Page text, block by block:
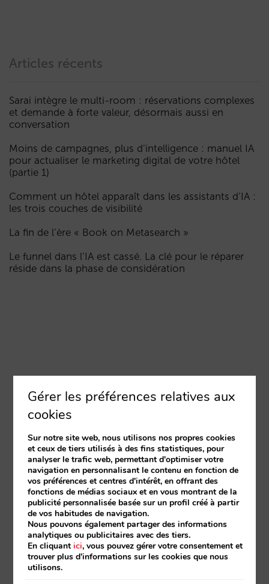
Articles récents
Sarai intègre le multi-room : réservations complexes
et demande à forte valeur, désormais aussi en
conversation
Moins de campagnes, plus d’intelligence : manuel IA
pour actualiser le marketing digital de votre hôtel
(partie 1)
Comment un hôtel apparaît dans les assistants d’IA :
les trois couches de visibilité
La fin de l’ère « Book on Metasearch »
Le funnel dans l’IA est cassé. La clé pour le réparer
réside dans la phase de considération
Gérer les préférences relatives aux
cookies
Sur notre site web, nous utilisons nos propres cookies
et ceux de tiers utilisés à des fins statistiques, pour
analyser le trafic web, permettant d'optimiser votre
navigation en personnalisant le contenu en fonction de
vos préférences et centres d'intérêt, en offrant des
fonctions de médias sociaux et en vous montrant de la
publicité personnalisée basée sur un profil créé à partir
de vos habitudes de navigation.
Nous pouvons également partager des informations
analytiques ou publicitaires avec des tiers.
En cliquantici, vous pouvez gérer votre consentement et
trouver plus d'informations sur les cookies que nous
utilisons.